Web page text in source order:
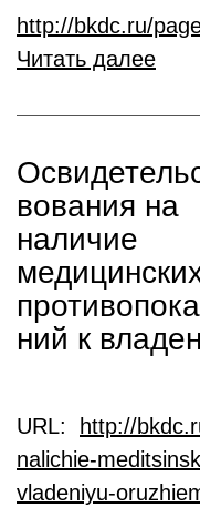
http://bkdc.ru/
Читать далее
вования на
наличие
ний к
URL:
http://
nalichie-
vladeniyu-